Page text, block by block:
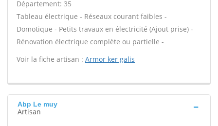
Département: 35
Tableau électrique - Réseaux courant faibles -
Domotique - Petits travaux en électricité (Ajout prise) -
Rénovation électrique complète ou partielle -
Voir la fiche artisan : Armor ker galis
Abp Le muy
Artisan